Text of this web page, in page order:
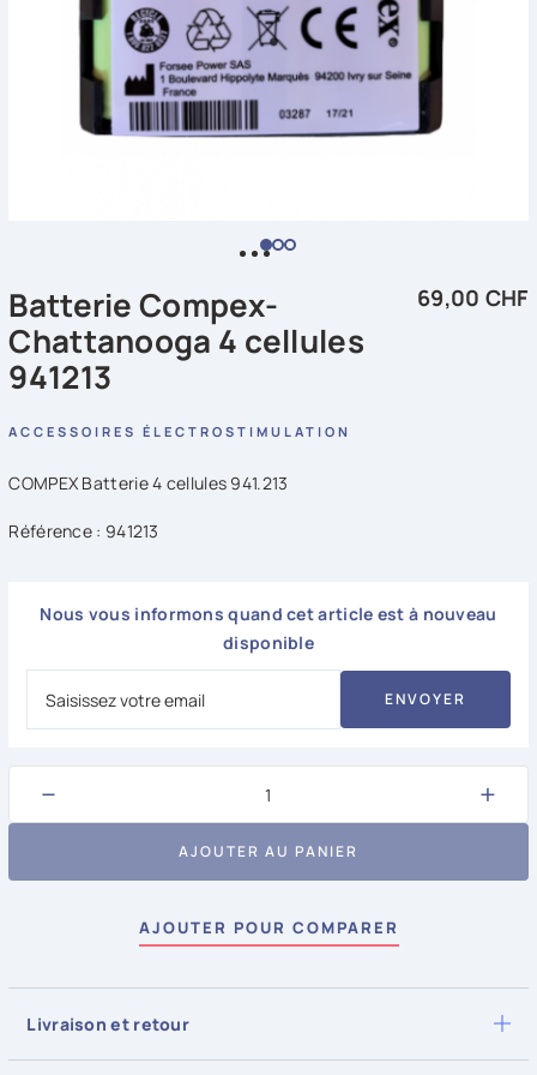
Batterie Compex-
Chattanooga 4 cellules
941213
69,00 CHF
ACCESSOIRES ÉLECTROSTIMULATION
COMPEX Batterie 4 cellules 941.213
Référence : 941213
Nous vous informons quand cet article est à nouveau
disponible
ENVOYER
− +
AJOUTER AU PANIER
AJOUTER POUR COMPARER
Livraison et retour